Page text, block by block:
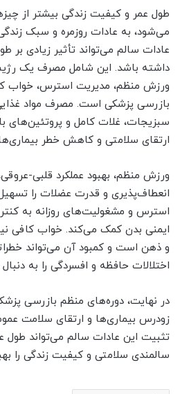
طول عمر و کیفیت زندگی بیشتر از
می‌شود، به عادات روزمره و سبک
عادات سالم می‌تواند تأثیر زیادی بر
داشته باشد. این شامل مصرف یک
ورزش منظم، مدیریت استرس، خواب
بازرسی پزشکی است. مصرف مواد
سبزیجات، غلات کامل و پروتئین‌های
ارتقای سلامتی و کاهش خطر
ورزش منظم، بهبود عملکرد قلبی-
انعطاف‌پذیری و قدرت عضلات را
استرس و مشغولیت‌های روزانه به
ایمنی بدن کمک می‌کند. خواب کافی
و ذهن است و کمبود آن می‌تواند
اختلالات حافظه و افسردگی را به
در نهایت، دوره‌های منظم بازرسی
زودرس بیماری‌ها و ارتقای سلامت
تثبیت این عادات سالم می‌تواند طول
سالمندی سلامتی و کیفیت زندگی را